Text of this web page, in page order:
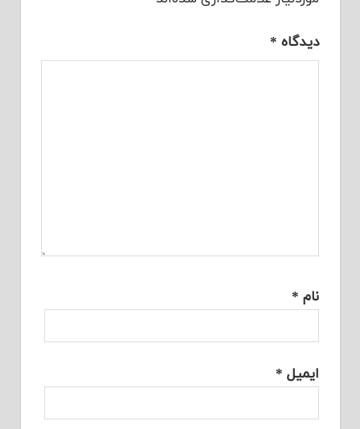
دیدگاه *
نام *
ایمیل *